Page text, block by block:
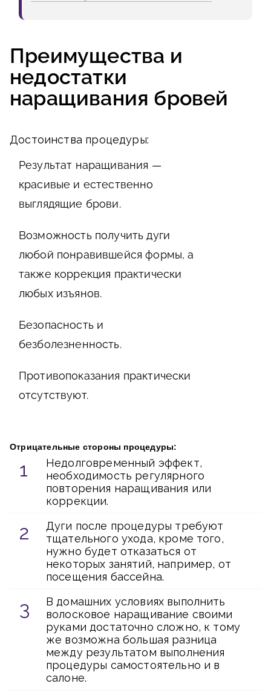
Преимущества и
недостатки
наращивания бровей
Достоинства процедуры:
Результат наращивания —
красивые и естественно
выглядящие брови.
Возможность получить дуги
любой понравившейся формы, а
также коррекция практически
любых изъянов.
Безопасность и
безболезненность.
Противопоказания практически
отсутствуют.
Отрицательные стороны процедуры:
Недолговременный эффект,
необходимость регулярного
повторения наращивания или
коррекции.
Дуги после процедуры требуют
тщательного ухода, кроме того,
нужно будет отказаться от
некоторых занятий, например, от
посещения бассейна.
В домашних условиях выполнить
волосковое наращивание своими
руками достаточно сложно, к тому
же возможна большая разница
между результатом выполнения
процедуры самостоятельно и в
салоне.